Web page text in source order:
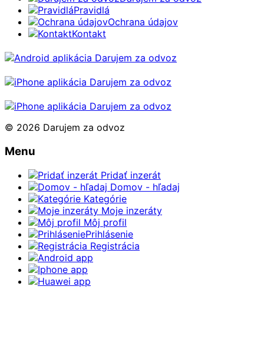
Pravidlá
Ochrana údajov
Kontakt
© 2026 Darujem za odvoz
Menu
Pridať inzerát
Domov - hľadaj
Kategórie
Moje inzeráty
Môj profil
Prihlásenie
Registrácia